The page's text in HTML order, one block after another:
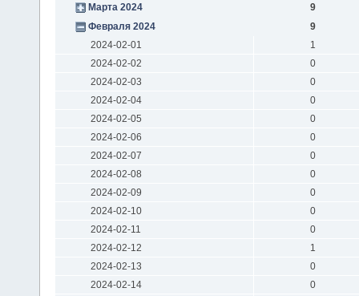
Марта 2024
9
Февраля 2024
9
2024-02-01
1
2024-02-02
0
2024-02-03
0
2024-02-04
0
2024-02-05
0
2024-02-06
0
2024-02-07
0
2024-02-08
0
2024-02-09
0
2024-02-10
0
2024-02-11
0
2024-02-12
1
2024-02-13
0
2024-02-14
0